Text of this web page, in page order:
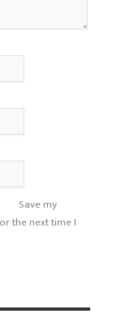
Save my
the next time I